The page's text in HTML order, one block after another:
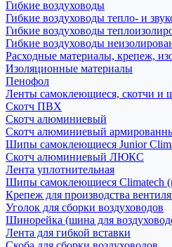
Гибкие воздуховоды
Гибкие воздуховоды тепло- и
Гибкие воздуховоды
Гибкие воздуховоды
Расходные материалы, крепеж,
Изоляционные материалы
Пенофол
Ленты самоклеющиеся, скотчи и
Скотч ПВХ
Скотч алюминиевый
Скотч алюминиевый
Шипы самоклеющиеся Junior
Скотч алюминиевый ЛЮКС
Лента уплотнительная
Шипы самоклеющиеся Climatech
Крепеж для производства
Уголок для сборки воздуховодов
Шинорейка (шина для
Лента для гибкой вставки